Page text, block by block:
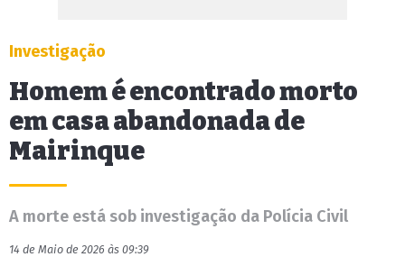
Investigação
Homem é encontrado morto
em casa abandonada de
Mairinque
A morte está sob investigação da Polícia Civil
14 de Maio de 2026 às 09:39